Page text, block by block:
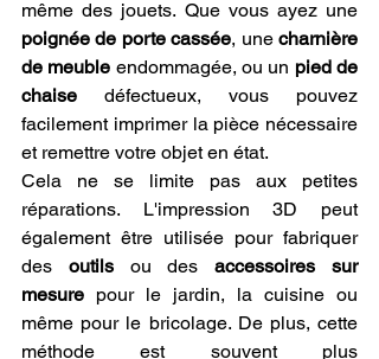
poignée de porte cassée, une charnière
de meuble endommagée, ou un pied de
chaise défectueux, vous pouvez
facilement imprimer la pièce nécessaire
et remettre votre objet en état.
Cela ne se limite pas aux petites
réparations. L'impression 3D peut
également être utilisée pour fabriquer
des outils ou des accessoires sur
mesure pour le jardin, la cuisine ou
même pour le bricolage. De plus, cette